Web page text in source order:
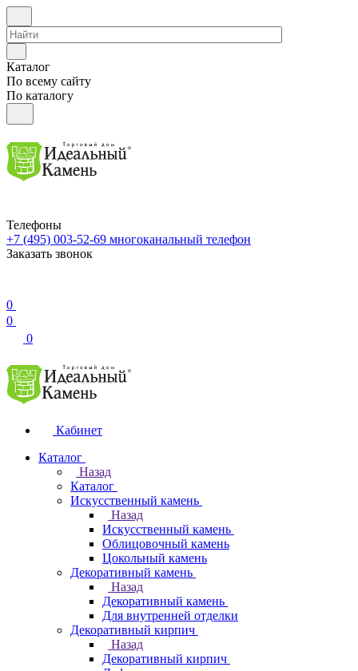
Каталог
По всему сайту
По каталогу
Телефоны
+7 (495) 003-52-69 многоканальный телефон
Заказать звонок
0
0
0
Кабинет
Каталог
Назад
Каталог
Искусственный камень
Назад
Искусственный камень
Облицовочный камень
Цокольный камень
Декоративный камень
Назад
Декоративный камень
Для внутренней отделки
Декоративный кирпич
Назад
Декоративный кирпич